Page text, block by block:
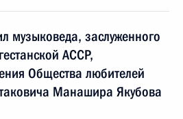
музыковеда, заслуженного
АССР,
Общества любителей
Манашира Якубова